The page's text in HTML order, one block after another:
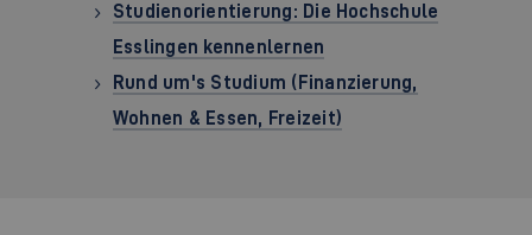
Studienorientierung: Die Hochschule
Esslingen kennenlernen
Rund um's Studium (Finanzierung,
Wohnen & Essen, Freizeit)